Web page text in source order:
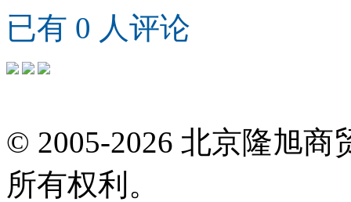
已有 0 人评论
© 2005-2026 北京隆旭
所有权利。